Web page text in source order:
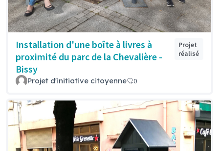
Installation d'une boîte à livres à
proximité du parc de la Chevalière -
Bissy
Projet
réalisé
Projet d'initiative citoyenne 0